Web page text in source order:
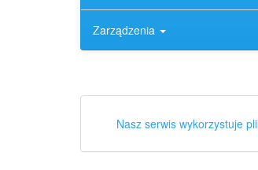
Zarządzenia
Nasz serwis wykorzystuje